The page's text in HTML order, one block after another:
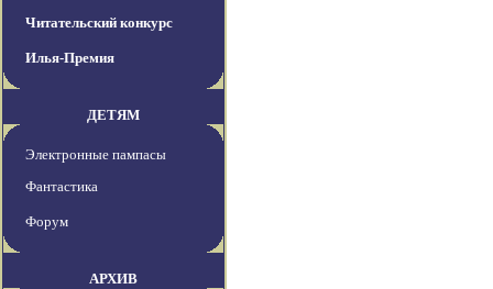
Читательский конкурс
Илья-Премия
ДЕТЯМ
Электронные пампасы
Фантастика
Форум
АРХИВ